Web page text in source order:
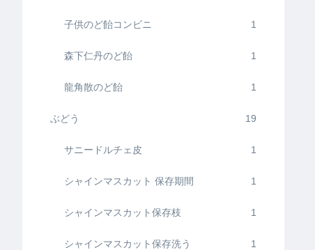
子供のど飴コンビニ 1
森下仁丹のど飴 1
龍角散のど飴 1
ぶどう 19
サニードルチェ皮 1
シャインマスカット 保存期間 1
シャインマスカット保存枝 1
シャインマスカット保存洗う 1